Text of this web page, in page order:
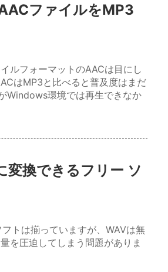
ファイルをMP3
ルフォーマットのAACは目にし
はMP3と比べると普及度はまだ
Windows環境では再生できなか
換できるフリー ソ
トは揃っていますが、WAVは無
を圧迫してしまう問題がありま